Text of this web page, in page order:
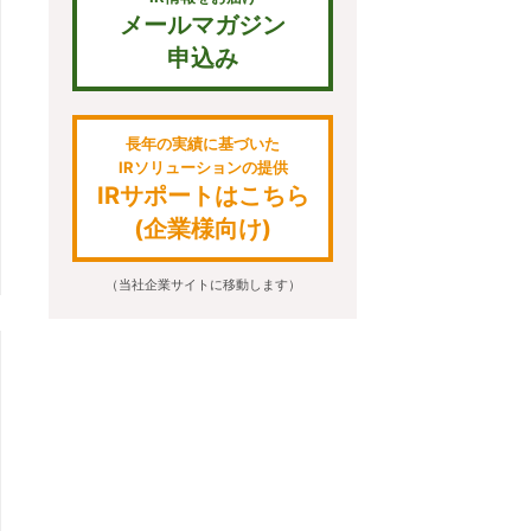
メールマガジン
申込み
長年の実績に基づいた
IRソリューションの提供
IRサポートはこちら
(企業様向け)
（当社企業サイトに移動します）